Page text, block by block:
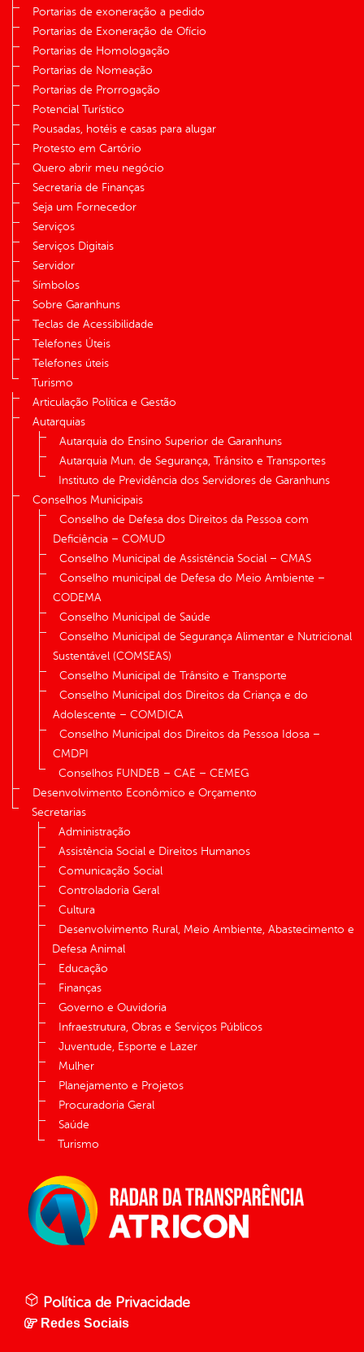
Portarias de exoneração a pedido
Portarias de Exoneração de Ofício
Portarias de Homologação
Portarias de Nomeação
Portarias de Prorrogação
Potencial Turístico
Pousadas, hotéis e casas para alugar
Protesto em Cartório
Quero abrir meu negócio
Secretaria de Finanças
Seja um Fornecedor
Serviços
Serviços Digitais
Servidor
Símbolos
Sobre Garanhuns
Teclas de Acessibilidade
Telefones Úteis
Telefones úteis
Turismo
Articulação Política e Gestão
Autarquias
Autarquia do Ensino Superior de Garanhuns
Autarquia Mun. de Segurança, Trânsito e Transportes
Instituto de Previdência dos Servidores de Garanhuns
Conselhos Municipais
Conselho de Defesa dos Direitos da Pessoa com
Deficiência – COMUD
Conselho Municipal de Assistência Social – CMAS
Conselho municipal de Defesa do Meio Ambiente –
CODEMA
Conselho Municipal de Saúde
Conselho Municipal de Segurança Alimentar e Nutricional
Sustentável (COMSEAS)
Conselho Municipal de Trânsito e Transporte
Conselho Municipal dos Direitos da Criança e do
Adolescente – COMDICA
Conselho Municipal dos Direitos da Pessoa Idosa –
CMDPI
Conselhos FUNDEB – CAE – CEMEG
Desenvolvimento Econômico e Orçamento
Secretarias
Administração
Assistência Social e Direitos Humanos
Comunicação Social
Controladoria Geral
Cultura
Desenvolvimento Rural, Meio Ambiente, Abastecimento e
Defesa Animal
Educação
Finanças
Governo e Ouvidoria
Infraestrutura, Obras e Serviços Públicos
Juventude, Esporte e Lazer
Mulher
Planejamento e Projetos
Procuradoria Geral
Saúde
Turismo
Política de Privacidade
Redes Sociais